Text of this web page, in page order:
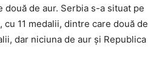
două de aur. Serbia s-a situat pe
11 medalii, dintre care două de
dar niciuna de aur şi Republica